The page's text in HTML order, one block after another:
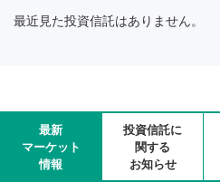
最近見た投資信託はありません。
最新
マーケット
情報
投資信託に
関する
お知らせ